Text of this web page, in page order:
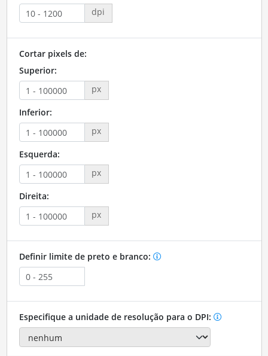
dpi
Cortar pixels de:
Superior:
px
Inferior:
px
Esquerda:
px
Direita:
px
Definir limite de preto e branco:
Especifique a unidade de resolução para o DPI: